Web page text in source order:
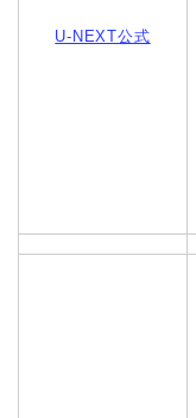
U-NEXT公式